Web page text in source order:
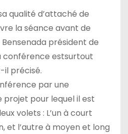
qualité d’attaché de
la séance avant de
président de
conférence estsurtout
il précisé.
par une
pour lequel il est
volets : L’un à court
et l’autre à moyen et long